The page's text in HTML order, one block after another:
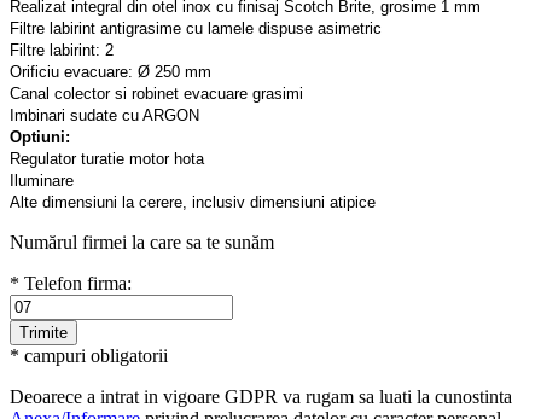
Realizat integral din otel inox cu finisaj Scotch Brite, grosime 1 mm
Filtre labirint antigrasime cu lamele dispuse asimetric
Filtre labirint: 2
Orificiu evacuare: Ø 250 mm
Canal colector si robinet evacuare grasimi
Imbinari sudate cu ARGON
Optiuni:
Regulator turatie motor hota
Iluminare
Alte dimensiuni la cerere, inclusiv dimensiuni atipice
Numărul firmei la care sa te sunăm
* Telefon firma:
* campuri obligatorii
Deoarece a intrat in vigoare GDPR va rugam sa luati la cunostinta